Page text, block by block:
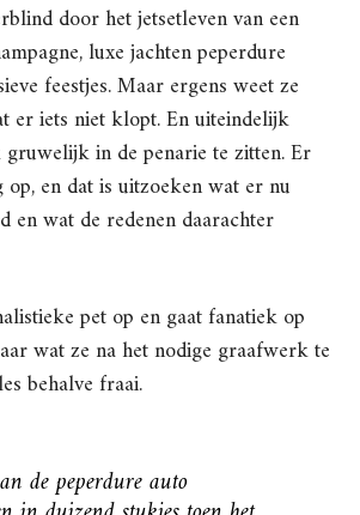
door het jetsetleven van een
luxe jachten peperdure
feestjes. Maar ergens weet ze
er iets niet klopt. En uiteindelijk
in de penarie te zitten. Er
en dat is uitzoeken wat er nu
en wat de redenen daarachter
pet op en gaat fanatiek op
wat ze na het nodige graafwerk te
behalve fraai.
de peperdure auto